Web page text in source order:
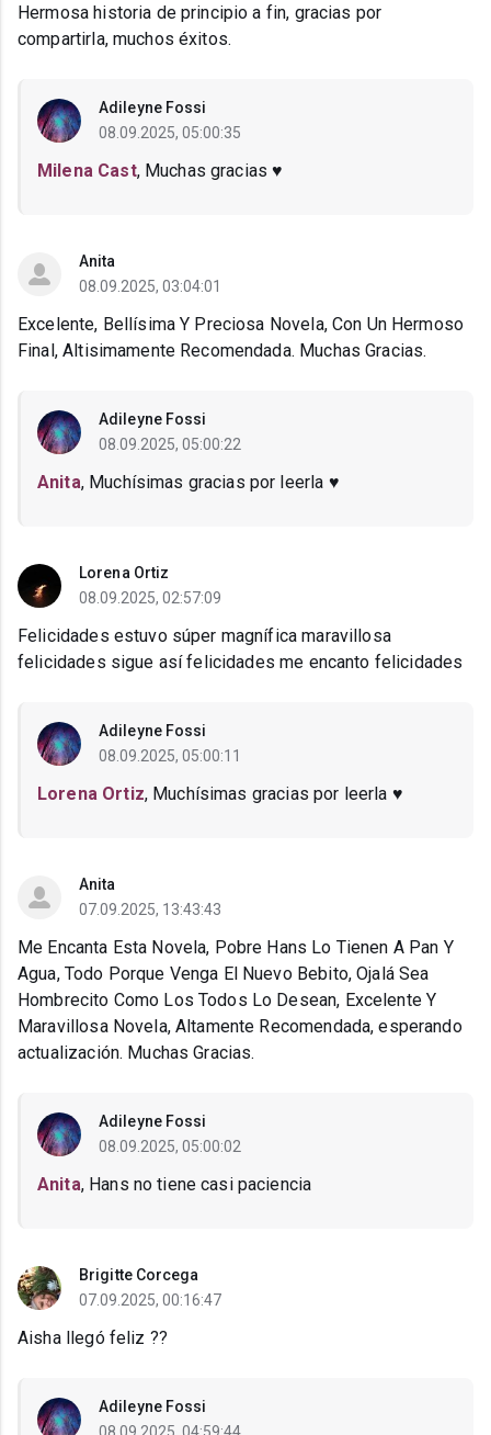
Hermosa historia de principio a fin, gracias por
compartirla, muchos éxitos.
Adileyne Fossi
08.09.2025, 05:00:35
Milena Cast, Muchas gracias ♥️
Anita
08.09.2025, 03:04:01
Excelente, Bellísima Y Preciosa Novela, Con Un Hermoso
Final, Altisimamente Recomendada. Muchas Gracias.
Adileyne Fossi
08.09.2025, 05:00:22
Anita, Muchísimas gracias por leerla ♥️
Lorena Ortiz
08.09.2025, 02:57:09
Felicidades estuvo súper magnífica maravillosa
felicidades sigue así felicidades me encanto felicidades
Adileyne Fossi
08.09.2025, 05:00:11
Lorena Ortiz, Muchísimas gracias por leerla ♥️
Anita
07.09.2025, 13:43:43
Me Encanta Esta Novela, Pobre Hans Lo Tienen A Pan Y
Agua, Todo Porque Venga El Nuevo Bebito, Ojalá Sea
Hombrecito Como Los Todos Lo Desean, Excelente Y
Maravillosa Novela, Altamente Recomendada, esperando
actualización. Muchas Gracias.
Adileyne Fossi
08.09.2025, 05:00:02
Anita, Hans no tiene casi paciencia
Brigitte Corcega
07.09.2025, 00:16:47
Aisha llegó feliz ??
Adileyne Fossi